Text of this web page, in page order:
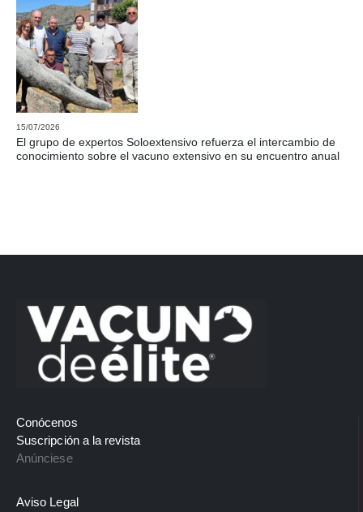
15/07/2026
El grupo de expertos Soloextensivo refuerza el intercambio de
conocimiento sobre el vacuno extensivo en su encuentro anual
Conócenos
Suscripción a la revista
Anúnciese
Aviso Legal